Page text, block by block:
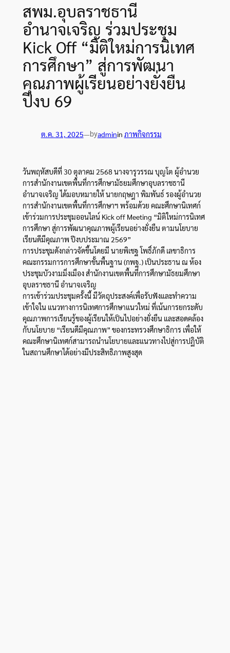
สพม.อุบลราชธานี
อำนาจเจริญ ร่วมประชุม
Kick Off “มิติใหม่การนิเทศ
การศึกษา” สู่การพัฒนา
คุณภาพผู้เรียนอย่างยั่งยืน
ปีงบ 69
ต.ค. 31, 2025—byadminin ภาพกิจกรรม
วันพฤหัสบดีที่ 30 ตุลาคม 2568 นางจารุวรรณ บุญโต ผู้อำนวย
การสำนักงานเขตพื้นที่การศึกษามัธยมศึกษาอุบลราชธานี
อำนาจเจริญ ได้มอบหมายให้ นายกฤษฎา พิมพันธ์ รองผู้อำนวย
การสำนักงานเขตพื้นที่การศึกษาฯ พร้อมด้วย คณะศึกษานิเทศก์
เข้าร่วมการประชุมออนไลน์ Kick off Meeting “มิติใหม่การนิเทศ
การศึกษา สู่การพัฒนาคุณภาพผู้เรียนอย่างยั่งยืน ตามนโยบาย
เรียนดีมีคุณภาพ ปีงบประมาณ 2569”
การประชุมดังกล่าวจัดขึ้นโดยมี นายพิเชฐ โพธิ์ภักดี เลขาธิการ
คณะกรรมการการศึกษาขั้นพื้นฐาน (กพฐ.) เป็นประธาน ณ ห้อง
ประชุมบัวงามมิ่งเมือง สำนักงานเขตพื้นที่การศึกษามัธยมศึกษา
อุบลราชธานี อำนาจเจริญ
การเข้าร่วมประชุมครั้งนี้ มีวัตถุประสงค์เพื่อรับฟังและทำความ
เข้าใจใน แนวทางการนิเทศการศึกษาแนวใหม่ ที่เน้นการยกระดับ
คุณภาพการเรียนรู้ของผู้เรียนให้เป็นไปอย่างยั่งยืน และสอดคล้อง
กับนโยบาย “เรียนดีมีคุณภาพ” ของกระทรวงศึกษาธิการ เพื่อให้
คณะศึกษานิเทศก์สามารถนำนโยบายและแนวทางไปสู่การปฏิบัติ
ในสถานศึกษาได้อย่างมีประสิทธิภาพสูงสุด